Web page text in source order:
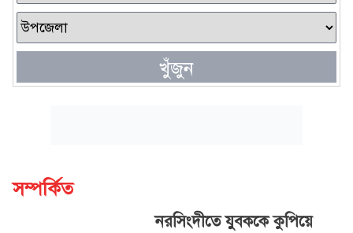
খুঁজুন
সম্পর্কিত
নরসিংদীতে যুবককে কুপিয়ে